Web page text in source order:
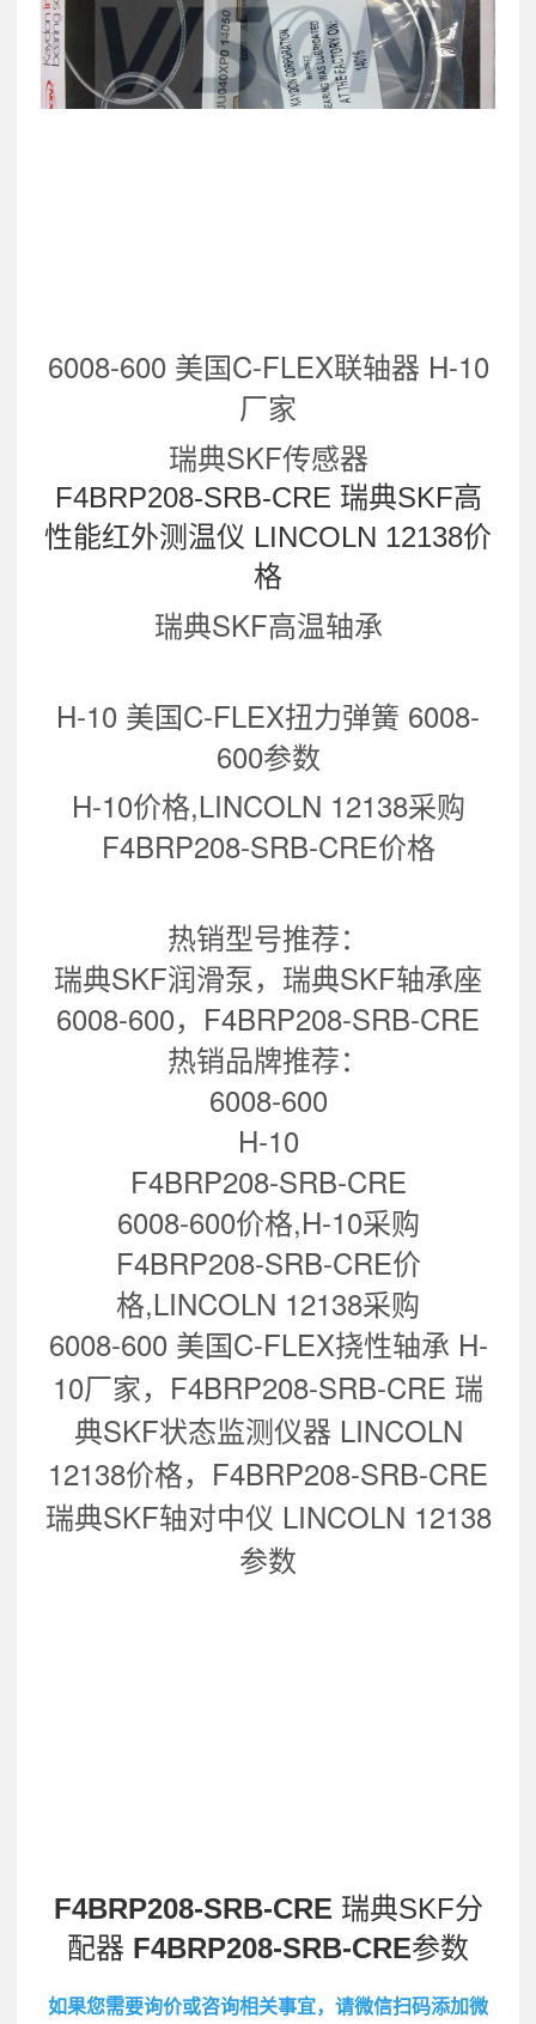
6008-600 美国C-FLEX联轴器 H-10
厂家
瑞典SKF传感器
F4BRP208-SRB-CRE 瑞典SKF高
性能红外测温仪 LINCOLN 12138价
格
瑞典SKF高温轴承
H-10 美国C-FLEX扭力弹簧 6008-
600参数
H-10价格,LINCOLN 12138采购
F4BRP208-SRB-CRE价格
热销型号推荐：
瑞典SKF润滑泵，瑞典SKF轴承座
6008-600，F4BRP208-SRB-CRE
热销品牌推荐：
6008-600
H-10
F4BRP208-SRB-CRE
6008-600价格,H-10采购
F4BRP208-SRB-CRE价
格,LINCOLN 12138采购
6008-600 美国C-FLEX挠性轴承 H-
10厂家， F4BRP208-SRB-CRE 瑞
典SKF状态监测仪器 LINCOLN
12138价格， F4BRP208-SRB-CRE
瑞典SKF轴对中仪 LINCOLN 12138
参数
F4BRP208-SRB-CRE 瑞典SKF分
配器 F4BRP208-SRB-CRE参数
如果您需要询价或咨询相关事宜，请微信扫码添加微